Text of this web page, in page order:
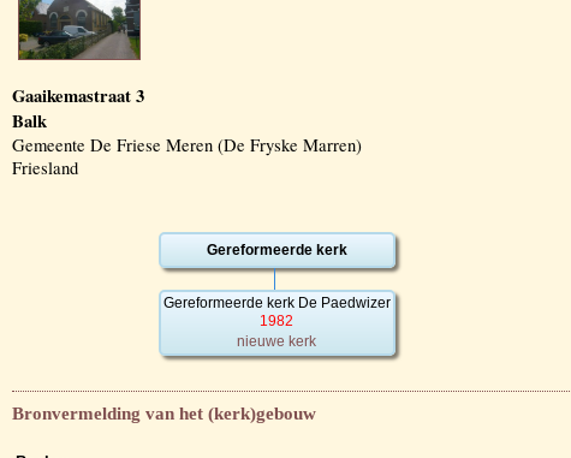
Gaaikemastraat 3
Balk
Gemeente De Friese Meren (De Fryske Marren)
Friesland
Gereformeerde kerk
Gereformeerde kerk De Paedwizer
1982
nieuwe kerk
Bronvermelding van het (kerk)gebouw